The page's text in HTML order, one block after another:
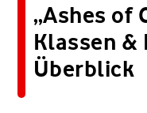
„Ashes of
Klassen
Überblick